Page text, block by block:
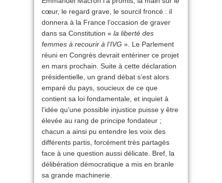
cœur, le regard grave, le sourcil froncé : il
donnera à la France l’occasion de graver
dans sa Constitution « la liberté des
femmes à recourir à l’IVG ». Le Parlement
réuni en Congrès devrait entériner ce projet
en mars prochain. Suite à cette déclaration
présidentielle, un grand débat s’est alors
emparé du pays, soucieux de ce que
contient sa loi fondamentale, et inquiet à
l’idée qu’une possible injustice puisse y être
élevée au rang de principe fondateur ;
chacun a ainsi pu entendre les voix des
différents partis, forcément très partagés
face à une question aussi délicate. Bref, la
délibération démocratique a mis en branle
sa grande machinerie.